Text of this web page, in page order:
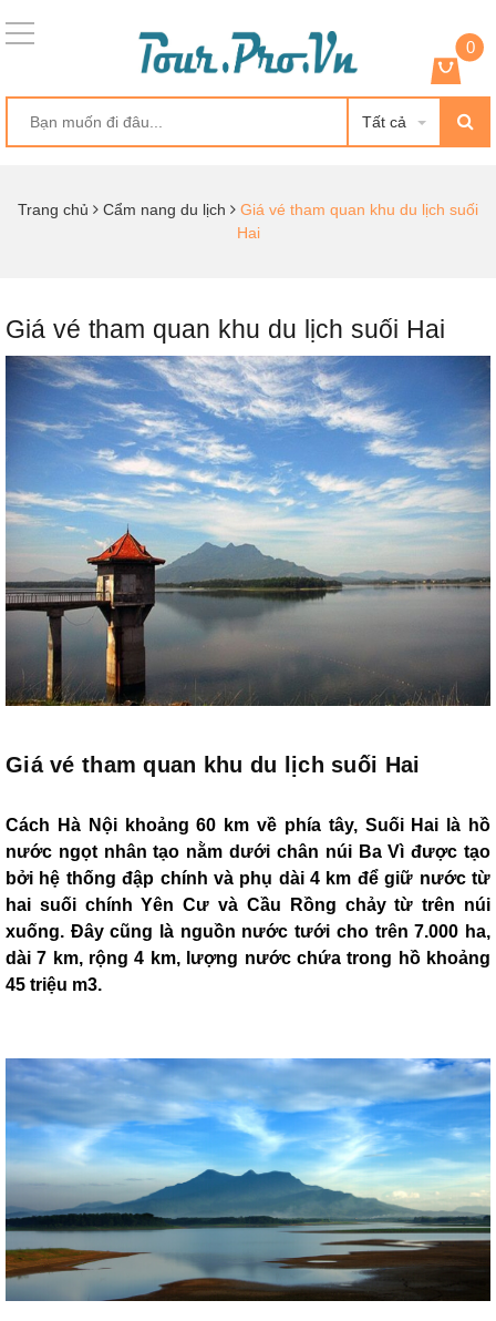
Tất cả
0
Trang chủ Cẩm nang du lịch
Giá vé tham quan khu du lịch suối
Hai
Giá vé tham quan khu du lịch suối Hai
Giá vé tham quan khu du lịch suối Hai
Cách Hà Nội khoảng 60 km về phía tây, Suối Hai là hồ
nước ngọt nhân tạo nằm dưới chân núi Ba Vì được tạo
bởi hệ thống đập chính và phụ dài 4 km để giữ nước từ
hai suối chính Yên Cư và Cầu Rồng chảy từ trên núi
xuống. Đây cũng là nguồn nước tưới cho trên 7.000 ha,
dài 7 km, rộng 4 km, lượng nước chứa trong hồ khoảng
45 triệu m3.